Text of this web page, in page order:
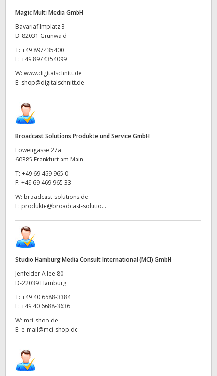
Magic Multi Media GmbH
Bavariafilmplatz 3
D-82031 Grünwald
T: +49 897435400
F: +49 8974354099
W: www.digitalschnitt.de
E: shop@digitalschnitt.de
Broadcast Solutions Produkte und Service GmbH
Löwengasse 27a
60385 Frankfurt am Main
T: +49 69 469 965 0
F: +49 69 469 965 33
W: broadcast-solutions.de
E: produkte@broadcast-solutio...
Studio Hamburg Media Consult International (MCI) GmbH
Jenfelder Allee 80
D-22039 Hamburg
T: +49 40 6688-3384
F: +49 40 6688-3636
W: mci-shop.de
E: e-mail@mci-shop.de